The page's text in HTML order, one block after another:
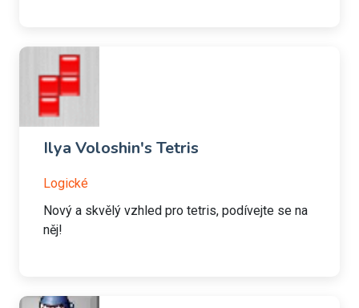
Ilya Voloshin's Tetris
Logické
Nový a skvělý vzhled pro tetris, podívejte se na
něj!